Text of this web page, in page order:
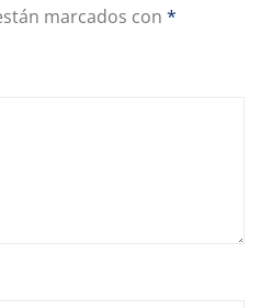
marcados con *